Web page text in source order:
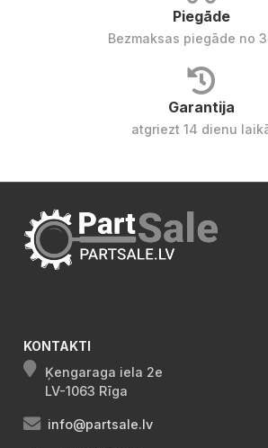
Piegāde
Bezmaksas piegāde no
Garantija
atgriezt 14 dienu
KONTAKTI
Ķengaraga iela 2e
LV-1063 Rīga
info@partsale.lv